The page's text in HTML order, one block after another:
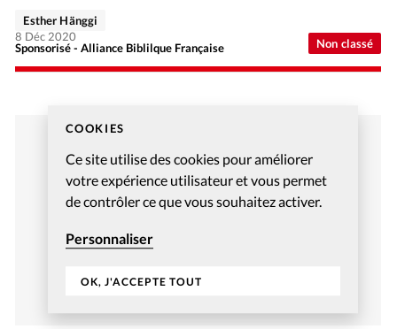
COOKIES
Ce site utilise des cookies pour améliorer
votre expérience utilisateur et vous permet
de contrôler ce que vous souhaitez activer.
Personnaliser
OK, J'ACCEPTE TOUT
Non classé
Sponsorisé - Alliance Biblilque Française
Esther Hänggi
8 Déc 2020